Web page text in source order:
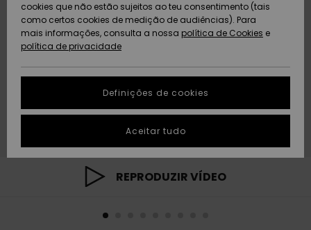
Artigos
recém-
chegados
Coleções
Artigos
recém-
chegados
Highlights
Community
AJUDA
Protecção de
dados
Guia de
tamanhos
conversa para
obteres a
resposta mais
rápida à tua
pergunta.
SUSTAINABILITY
PRESENTE
REPRODUZIR VÍDEO
cookies que não estão sujeitos ao teu consentimento (tais
como certos cookies de medição de audiências). Para
mais informações, consulta a nossa política de Cookies e
política de privacidade
Definições de cookies
Aceitar tudo